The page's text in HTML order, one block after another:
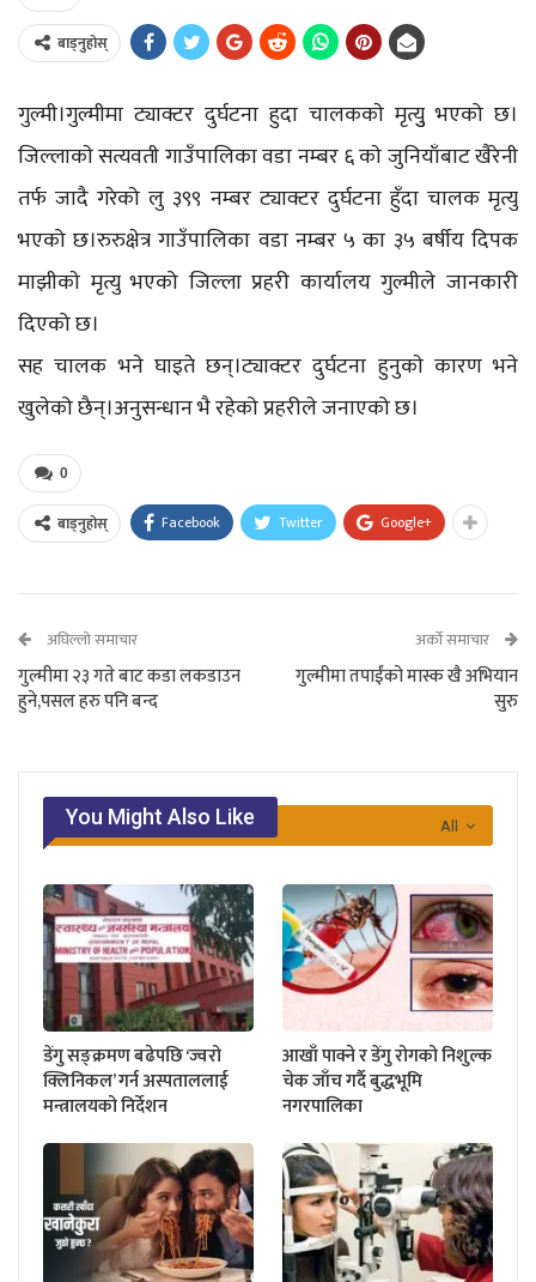
बाड्नुहोस्
गुल्मी।गुल्मीमा ट्याक्टर दुर्घटना हुदा चालककाे मृत्युु भएको छ।
जिल्लाकाे सत्यवती गाउँपालिका वडा नम्बर ६ काे जुनियाँबाट खैरेनी
तर्फ जादै गरेको लु ३९९ नम्बर ट्याक्टर दुर्घटना हुँदा चालक मृत्यु
भएको छ।रुरुक्षेत्र गाउँपालिका वडा नम्बर ५ का ३५ बर्षीय दिपक
माझीकाे मृत्यु भएको जिल्ला प्रहरी कार्यालय गुल्मीले जानकारी
दिएको छ।
सह चालक भने घाइते छन्।ट्याक्टर दुर्घटना हुनुकाे कारण भने
खुलेको छैन्।अनुसन्धान भै रहेको प्रहरीले जनाएको छ।
0
बाड्नुहोस् Facebook Twitter Google+
अघिल्लो समाचार
गुल्मीमा २३ गते बाट कडा लकडाउन
हुने,पसल हरु पनि बन्द
अर्को समाचार
गुल्मीमा तपाईंको मास्क खै अभियान
सुरु
All
You Might Also Like
डेंगु सङ्क्रमण बढेपछि ‘ज्वरो
क्लिनिकल’ गर्न अस्पताललाई
मन्त्रालयको निर्देशन
आखाँ पाक्ने र डेंगु रोगको निशुल्क
चेक जाँच गर्दै बुद्धभूमि
नगरपालिका